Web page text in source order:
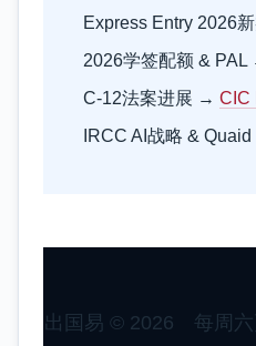
Express Entry 2026
2026学签配额 & PAL
C-12法案进展 → CIC
IRCC AI战略 &
出国易 © 2026 每周